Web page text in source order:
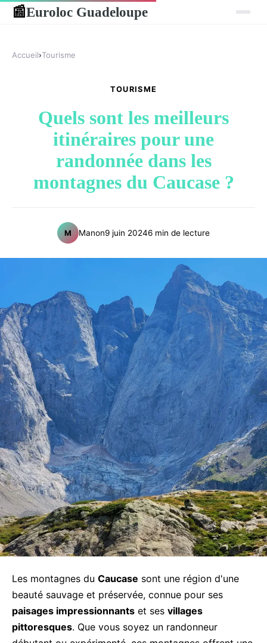
📰Euroloc Guadeloupe
Accueil›Tourisme
TOURISME
Quels sont les meilleurs
itinéraires pour une
randonnée dans les
montagnes du Caucase ?
M Manon9 juin 20246 min de lecture
Les montagnes du Caucase sont une région d'une
beauté sauvage et préservée, connue pour ses
paisages impressionnants et ses villages
pittoresques. Que vous soyez un randonneur